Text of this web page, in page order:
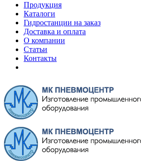
Продукция
Каталоги
Гидростанции на заказ
Доставка и оплата
О компании
Статьи
Контакты